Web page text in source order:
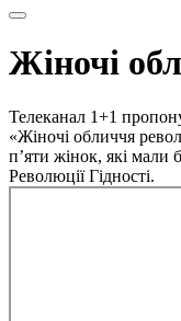
Жіночі
Телеканал 1+1
«Жіночі обличчя
п’яти жінок, які мали
Революції Гідності.